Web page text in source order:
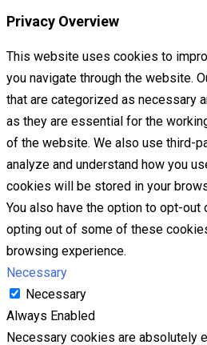
Privacy Overview
This website uses cookies to
you navigate through the website.
that are categorized as necessary
as they are essential for the
of the website. We also use third-
analyze and understand how you
cookies will be stored in your
You also have the option to opt-
opting out of some of these
browsing experience.
Necessary
Necessary
Always Enabled
Necessary cookies are absolutely